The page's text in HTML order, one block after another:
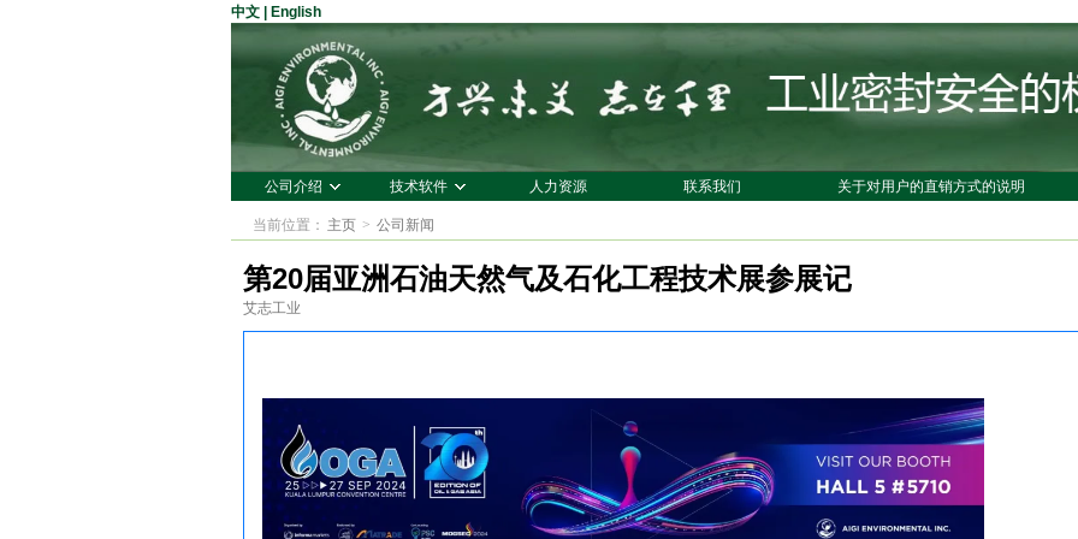
中文 English
公司介绍 技术软件 人力资源 联系我们 关于对用户的直销方式的说明
当前位置： 主页 > 公司新闻
第20届亚洲石油天然气及石化工程技术展参展记
艾志工业